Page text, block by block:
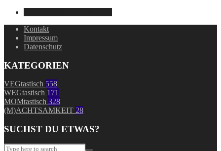
Kontakt
Impressum
Datenschutz
KATEGORIEN
VEGtastisch 558
WEGtastisch 171
MOMtastisch 328
(M)ACHTSAMKEIT 28
SUCHST DU ETWAS?